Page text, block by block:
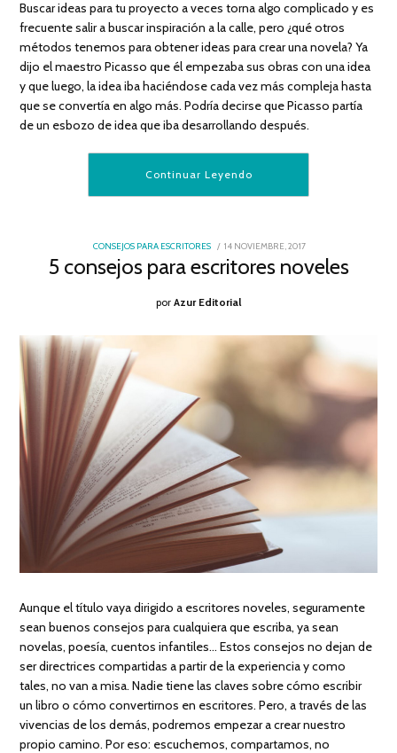
Buscar ideas para tu proyecto a veces torna algo complicado y es
frecuente salir a buscar inspiración a la calle, pero ¿qué otros
métodos tenemos para obtener ideas para crear una novela? Ya
dijo el maestro Picasso que él empezaba sus obras con una idea
y que luego, la idea iba haciéndose cada vez más compleja hasta
que se convertía en algo más. Podría decirse que Picasso partía
de un esbozo de idea que iba desarrollando después.
Continuar Leyendo
CONSEJOS PARA ESCRITORES
POSTED
ON
14 NOVIEMBRE, 2017
DICIEMBRE,
2017
5 consejos para escritores noveles
por Azur Editorial
Aunque el título vaya dirigido a escritores noveles, seguramente
sean buenos consejos para cualquiera que escriba, ya sean
novelas, poesía, cuentos infantiles… Estos consejos no dejan de
ser directrices compartidas a partir de la experiencia y como
tales, no van a misa. Nadie tiene las claves sobre cómo escribir
un libro o cómo convertirnos en escritores. Pero, a través de las
vivencias de los demás, podremos empezar a crear nuestro
propio camino. Por eso: escuchemos, compartamos, no